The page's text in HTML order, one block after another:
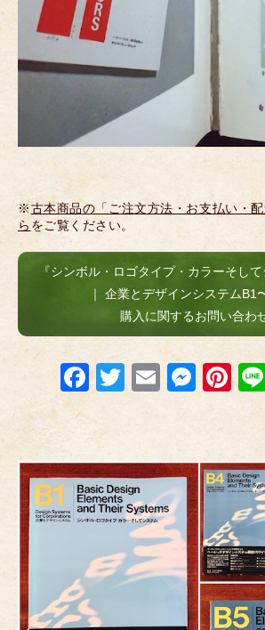
※古本商品の「ご注文方法・お支払い・
ら をご覧ください。
『シンボル・ロゴタイプ・カラーそし
｜ 企業とデザインシステムB1
購入に関するお問い合わ
F
c
e
b
o
o
k
T
wi
er
E M
ss
e
n
g
er
Pi
nt
er
e
st